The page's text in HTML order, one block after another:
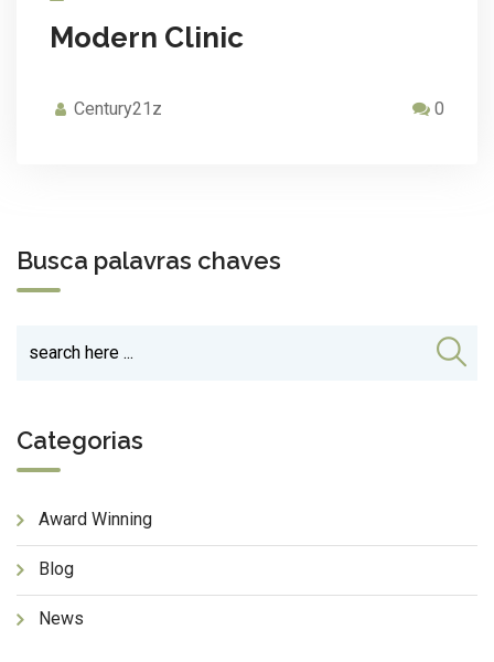
Modern Clinic
Century21z 0
Busca palavras chaves
Categorias
Award Winning
Blog
News